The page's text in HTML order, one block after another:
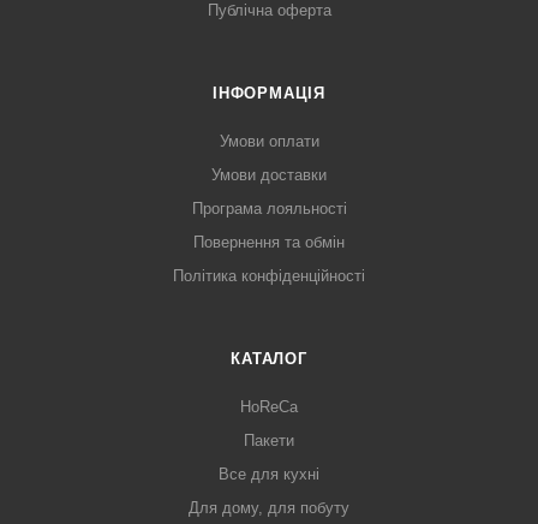
Публічна оферта
ІНФОРМАЦІЯ
Умови оплати
Умови доставки
Програма лояльності
Повернення та обмін
Політика конфіденційності
КАТАЛОГ
HoReCa
Пакети
Все для кухні
Для дому, для побуту